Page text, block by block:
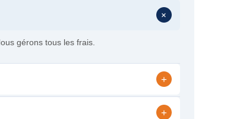
+
gérons tous les frais.
+
+